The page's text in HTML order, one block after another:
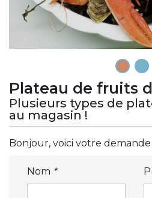
Plateau de fruits
Plusieurs types de
au magasin !
Bonjour, voici votre
Nom *